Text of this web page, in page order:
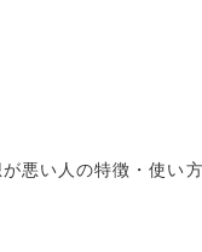
悪い人の特徴・使い